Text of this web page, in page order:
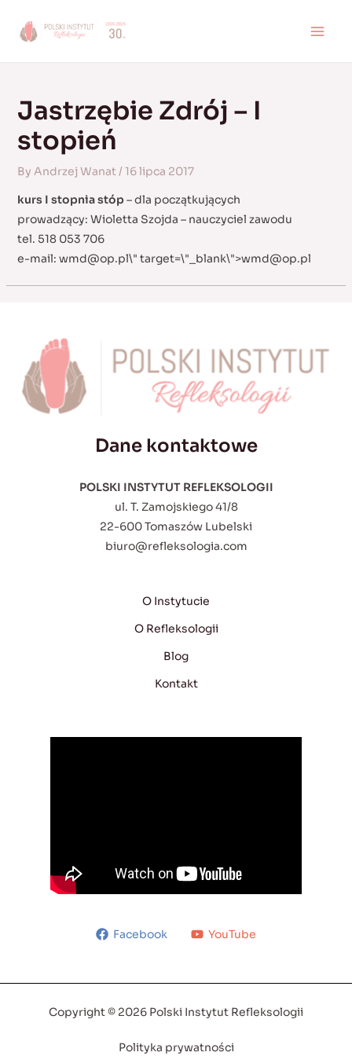
Jastrzębie Zdrój – I
stopień
By Andrzej Wanat/16 lipca 2017
kurs I stopnia stóp– dla początkujących
prowadzący: Wioletta Szojda – nauczyciel zawodu
tel. 518 053 706
e-mail: wmd@op.pl\" target=\"_blank\">wmd@op.pl
Dane kontaktowe
POLSKI INSTYTUT REFLEKSOLOGII
ul. T. Zamojskiego 41/8
22-600 Tomaszów Lubelski
biuro@refleksologia.com
O Instytucie
O Refleksologii
Blog
Kontakt
Facebook YouTube
Copyright © 2026 Polski Instytut Refleksologii
Polityka prywatności